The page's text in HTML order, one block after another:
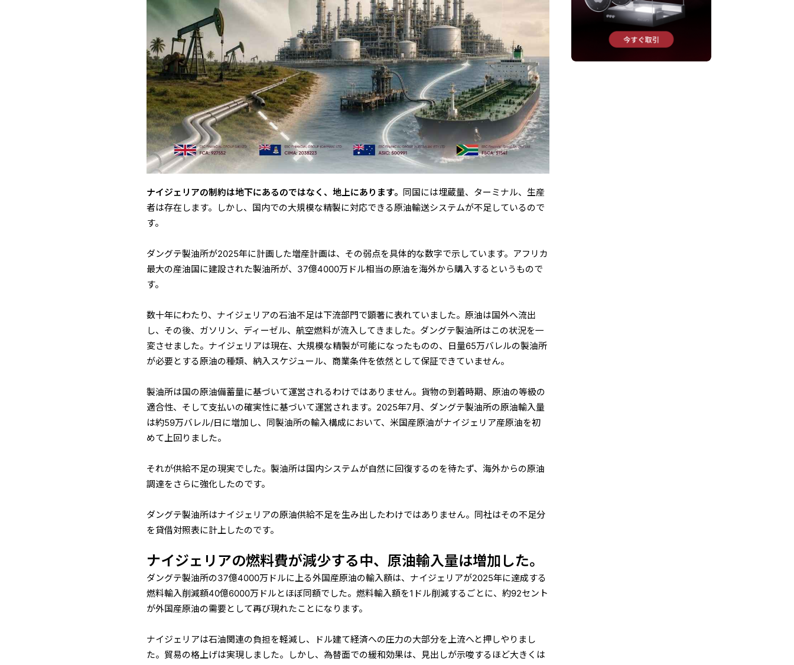
ナイジェリアの制約は地下にあるのではなく、地上にあります。 同国には埋蔵量、ターミナル、生産
者は存在します。しかし、国内での大規模な精製に対応できる原油輸送システムが不足しているので
す。
ダングテ製油所が2025年に計画した増産計画は、その弱点を具体的な数字で示しています。アフリカ
最大の産油国に建設された製油所が、37億4000万ドル相当の原油を海外から購入するというもので
す。
数十年にわたり、ナイジェリアの石油不足は下流部門で顕著に表れていました。原油は国外へ流出
し、その後、ガソリン、ディーゼル、航空燃料が流入してきました。ダングテ製油所はこの状況を一
変させました。ナイジェリアは現在、大規模な精製が可能になったものの、日量65万バレルの製油所
が必要とする原油の種類、納入スケジュール、商業条件を依然として保証できていません。
製油所は国の原油備蓄量に基づいて運営されるわけではありません。貨物の到着時期、原油の等級の
適合性、そして支払いの確実性に基づいて運営されます。2025年7月、ダングテ製油所の原油輸入量
は約59万バレル/日に増加し、同製油所の輸入構成において、米国産原油がナイジェリア産原油を初
めて上回りました。
それが供給不足の現実でした。製油所は国内システムが自然に回復するのを待たず、海外からの原油
調達をさらに強化したのです。
ダングテ製油所はナイジェリアの原油供給不足を生み出したわけではありません。同社はその不足分
を貸借対照表に計上したのです。
ナイジェリアの燃料費が減少する中、原油輸入量は増加した。
ダングテ製油所の37億4000万ドルに上る外国産原油の輸入額は、ナイジェリアが2025年に達成する
燃料輸入削減額40億6000万ドルとほぼ同額でした。燃料輸入額を1ドル削減するごとに、約92セント
が外国産原油の需要として再び現れたことになります。
ナイジェリアは石油関連の負担を軽減し、ドル建て経済への圧力の大部分を上流へと押しやりまし
た。貿易の格上げは実現しました。しかし、為替面での緩和効果は、見出しが示唆するほど大きくは